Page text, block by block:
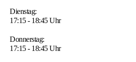
Dienstag:
17:15 - 18:45 Uhr
Donnerstag:
17:15 - 18:45 Uhr